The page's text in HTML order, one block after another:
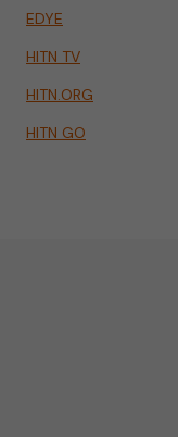
EDYE
HITN TV
HITN.ORG
HITN GO